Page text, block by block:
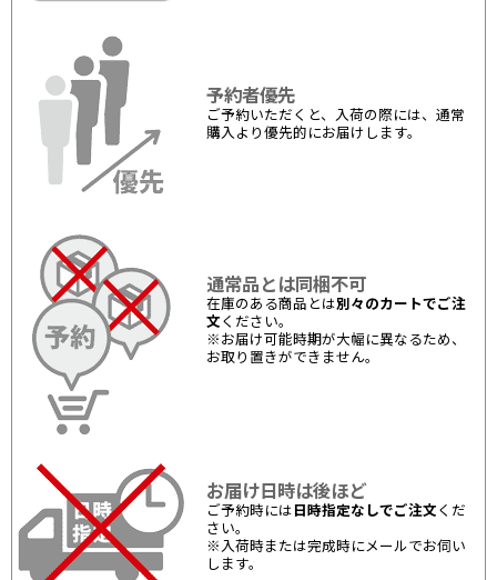
予約者優先
ご予約いただくと、入荷の際には、通常
購入より優先的にお届けします。
通常品とは同梱不可
在庫のある商品とは別々のカートでご注
文 ください。
※お届け可能時期が大幅に異なるため、
お取り置きができません。
お届け日時は後ほど
ご予約時には 日時指定なしでご注文 くだ
さい。
※入荷時または完成時にメールでお伺い
します。